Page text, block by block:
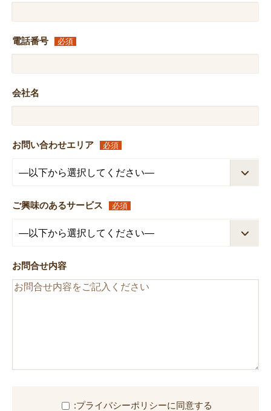
電話番号 必須
会社名
お問い合わせエリア 必須
ご興味のあるサービス 必須
お問合せ内容
:プライバシーポリシーに同意する